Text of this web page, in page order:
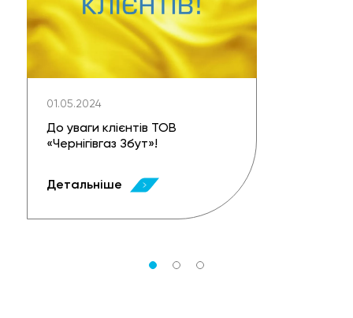
01.05.2024
До уваги клієнтів ТОВ
«Чернігівгаз Збут»!
Детальніше